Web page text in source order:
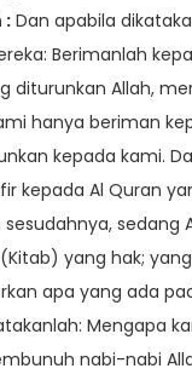
: Dan apabila
Berimanlah
diturunkan Allah,
hanya beriman
kepada kami.
kepada Al Quran
sedang
yang hak; yang
apa yang ada
Mengapa
nabi-nabi